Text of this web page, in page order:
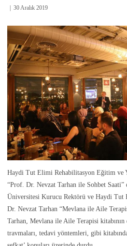
30 Aralık 2019
Haydi Tut Elimi Rehabilitasyon Eğitim ve
“Prof. Dr. Nevzat Tarhan ile Sohbet
Üniversitesi Kurucu Rektörü ve Haydi Tut
Dr. Nevzat Tarhan “Mevlana ile Aile
Tarhan, Mevlana ile Aile Terapisi kitabının
travmaları, tedavi yöntemleri, gibi